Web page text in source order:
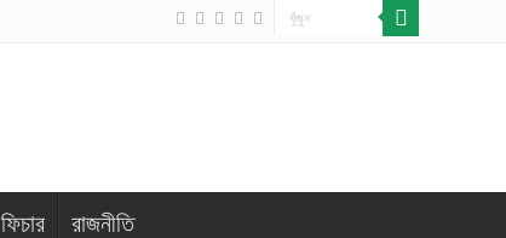
ফিচার রাজনীতি